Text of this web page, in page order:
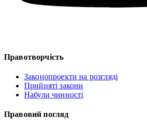
Правотворчість
Законопроекти на розгляді
Прийняті закони
Набули чинності
Правовий погляд